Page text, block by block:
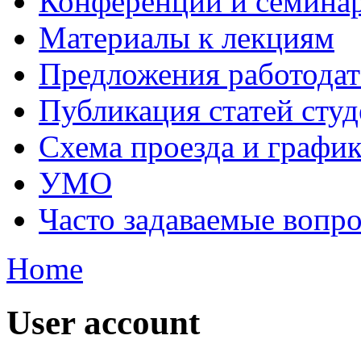
Материалы к лекциям
Предложения
Публикация статей
Схема проезда и
УМО
Часто задаваемые
Home
User account